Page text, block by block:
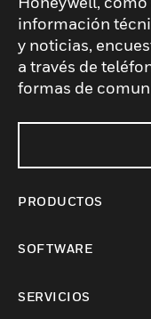
información
y noticias,
a través de
formas de
PRODUCTOS
SOFTWARE
SERVICIOS